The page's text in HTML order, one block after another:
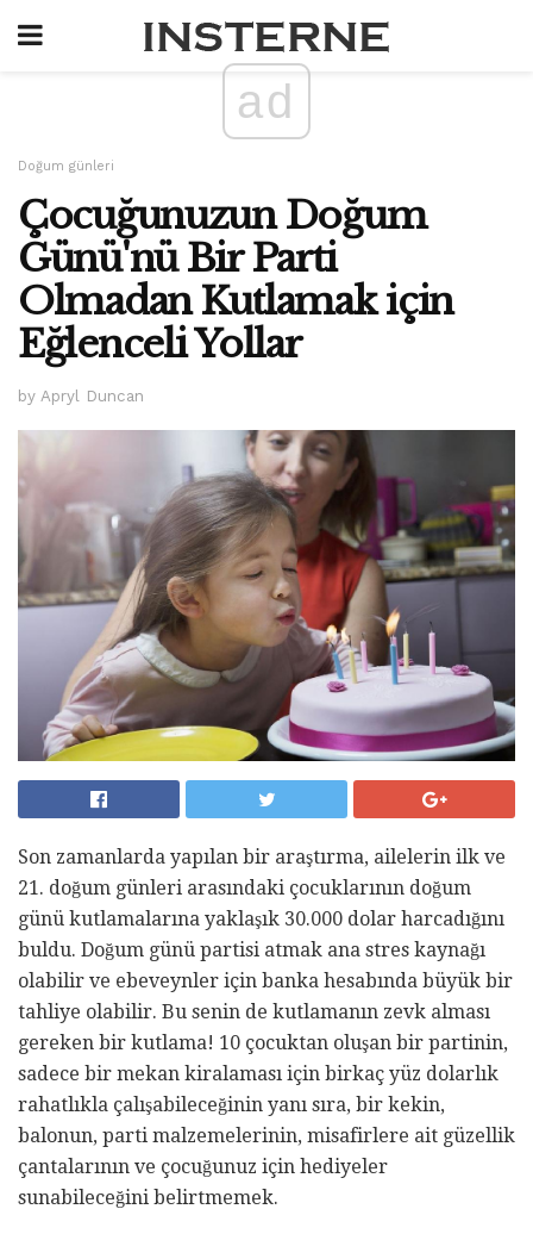
ad
Doğum günleri
Çocuğunuzun Doğum
Günü'nü Bir Parti
Olmadan Kutlamak için
Eğlenceli Yollar
by Apryl Duncan
Son zamanlarda yapılan bir araştırma, ailelerin ilk ve
21. doğum günleri arasındaki çocuklarının doğum
günü kutlamalarına yaklaşık 30.000 dolar harcadığını
buldu. Doğum günü partisi atmak ana stres kaynağı
olabilir ve ebeveynler için banka hesabında büyük bir
tahliye olabilir. Bu senin de kutlamanın zevk alması
gereken bir kutlama! 10 çocuktan oluşan bir partinin,
sadece bir mekan kiralaması için birkaç yüz dolarlık
rahatlıkla çalışabileceğinin yanı sıra, bir kekin,
balonun, parti malzemelerinin, misafirlere ait güzellik
çantalarının ve çocuğunuz için hediyeler
sunabileceğini belirtmemek.